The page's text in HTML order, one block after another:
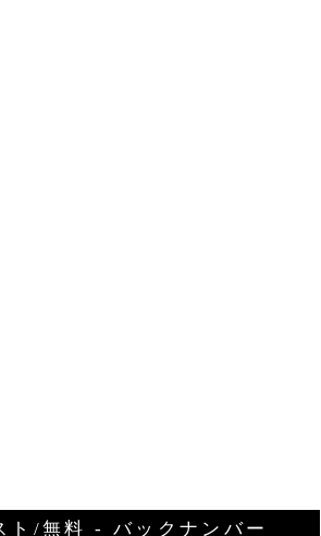
ト/無料 - バックナンバー